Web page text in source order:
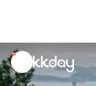
unread
notifications